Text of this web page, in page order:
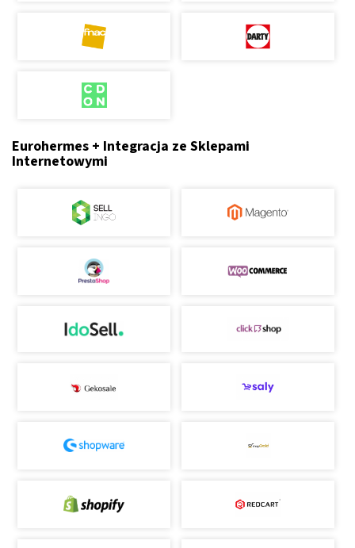
Eurohermes + Integracja ze Sklepami
Internetowymi